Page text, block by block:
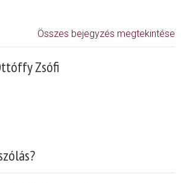
Összes bejegyzés megtekintése
Zsófi